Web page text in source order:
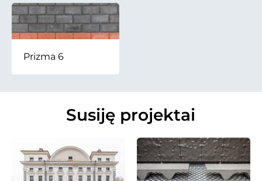
Prizma 6
Susiję projektai